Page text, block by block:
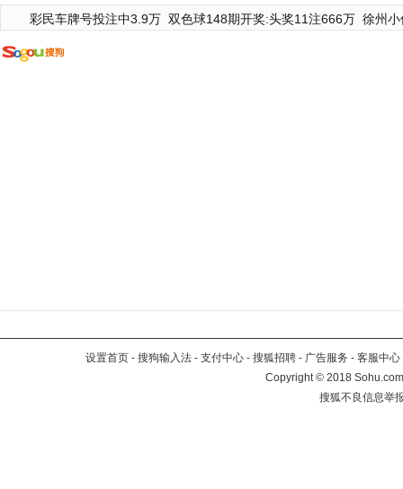
彩民车牌号投注中3.9万 双色球148期开奖:头奖11注666万 徐州
设置首页 - 搜狗输入法 - 支付中心 - 搜狐招聘 - 广告服务 - 客服中心
Copyright©2018
搜狐不良信息举